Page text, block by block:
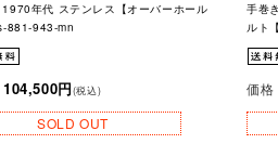
1970年代 ステンレス【オーバーホール
881-943-mn
104,500円(税込)
SOLD OUT
手巻
ルト
価格